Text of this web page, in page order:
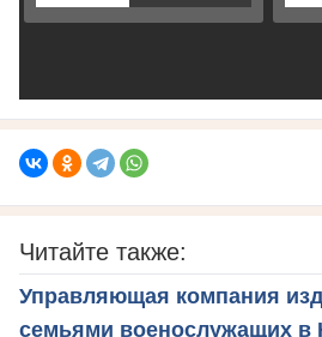
Читайте также:
Управляющая компания
семьями военослужащих в